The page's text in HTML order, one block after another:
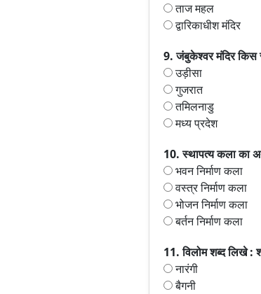
ताज महल
द्वारिकाधीश मंदिर
9. जंबुकेश्वर मंदिर किस
उड़ीसा
गुजरात
तमिलनाडु
मध्य प्रदेश
10. स्थापत्य कला का
भवन निर्माण कला
वस्त्र निर्माण कला
भोजन निर्माण कला
बर्तन निर्माण कला
11. विलोम शब्द लिखे :
नारंगी
बैगनी